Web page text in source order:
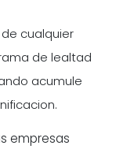
cualquier
de lealtad
acumule
empresas